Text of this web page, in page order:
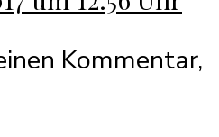
Kommentar,